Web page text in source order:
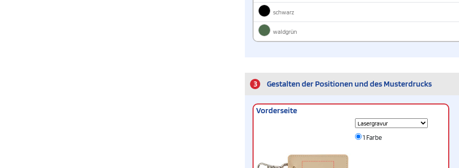
schwarz
waldgrün
3 Gestalten der Positionen und des Musterdrucks
Vorderseite
1 Farbe